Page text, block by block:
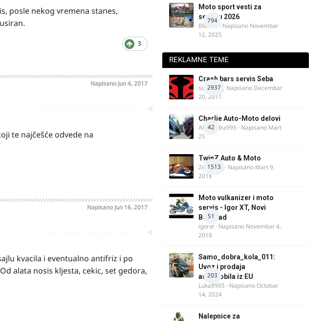
posle nekog vremena stanes,
3
Napisano Jun 4, 2017
te najčešće odvede na
Napisano Jun 16, 2017
kvacila i eventualno antifriz i po
alata nosis kljesta, cekic, set gedora,
794
Moto sport vesti za
sezonu 2026
BRACO · Napisano Novembar
12, 2025
REKLAMNE TEME
2937
Crash bars servis Seba
seba011 · Napisano Decembar
20, 2011
42
Charlie Auto-Moto delovi
Alexandra995 · Napisano Mart
25
1513
TwinZ Auto & Moto
Zeljkamp · Napisano Mart 9,
2018
51
Moto vulkanizer i moto
servis - Igor XT, Novi
Beograd
igorxt · Napisano Novembar 4,
2010
203
Samo_dobra_kola_011:
Uvoz i prodaja
automobila iz EU
Luka9905 · NapisanoOctobar
14, 2024
Nalepnice za